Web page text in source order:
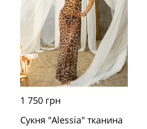
1 750 грн
Сукня "Alessia" тканина